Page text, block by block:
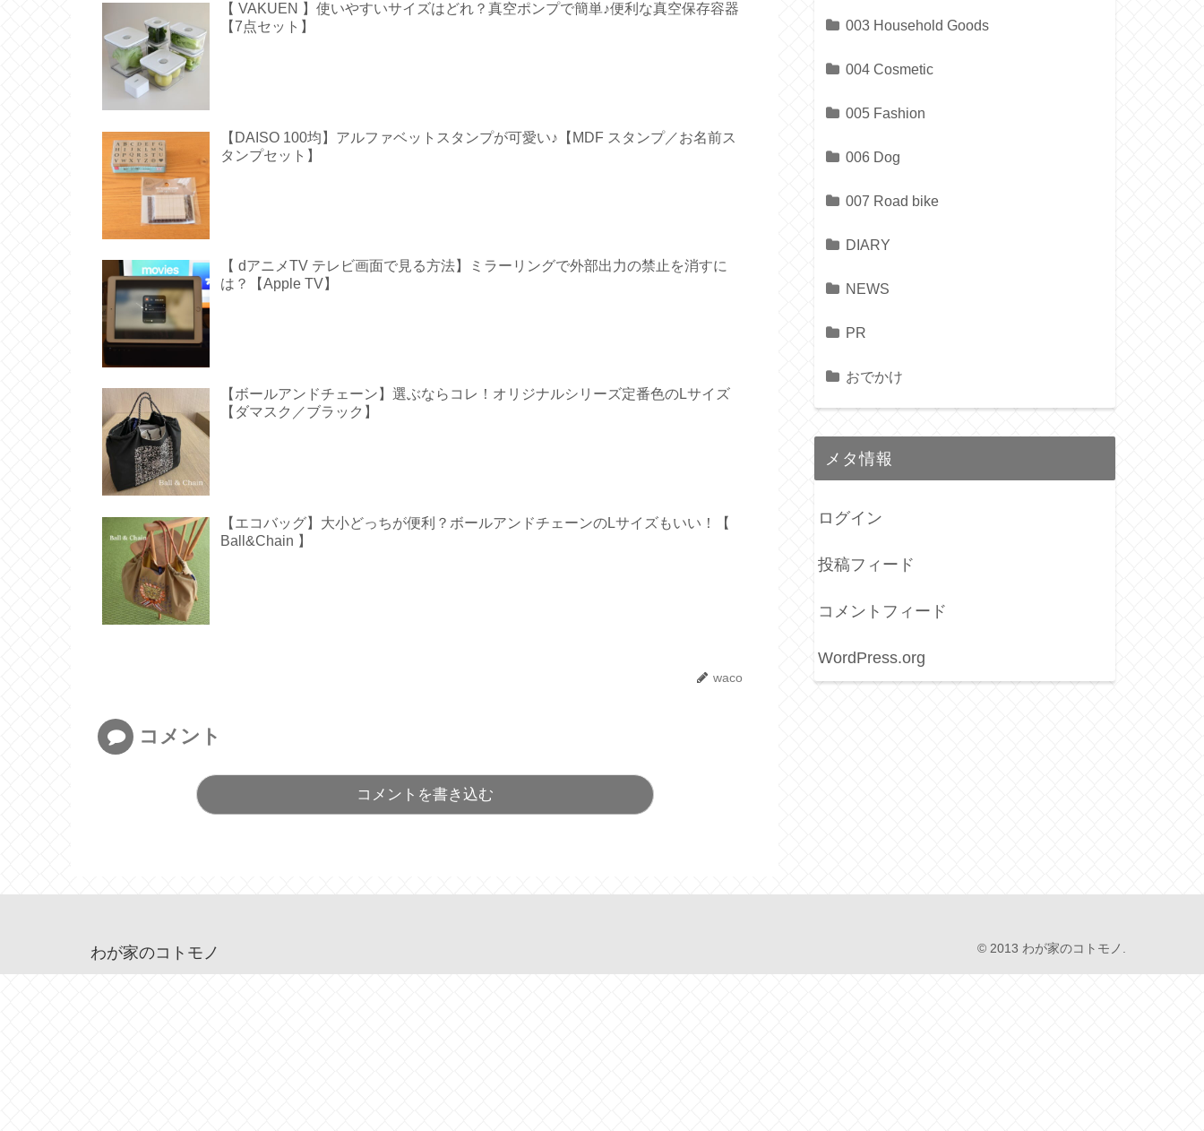
【 VAKUEN 】使いやすいサイズはどれ？真空ポンプで簡単♪便利な真空保存容器
【7点セット】
【DAISO 100均】アルファベットスタンプが可愛い♪【MDF スタンプ／お名前ス
タンプセット】
【 dアニメTV テレビ画面で見る方法】ミラーリングで外部出力の禁止を消すに
は？【Apple TV】
【ボールアンドチェーン】選ぶならコレ！オリジナルシリーズ定番色のLサイズ
【ダマスク／ブラック】
【エコバッグ】大小どっちが便利？ボールアンドチェーンのLサイズもいい！【
Ball&Chain 】
waco
コメント
コメントを書き込む
003 Household Goods
004 Cosmetic
005 Fashion
006 Dog
007 Road bike
DIARY
NEWS
PR
おでかけ
メタ情報
ログイン
投稿フィード
コメントフィード
WordPress.org
わが家のコトモノ © 2013 わが家のコトモノ.